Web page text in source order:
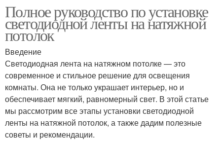
Полное руководство по установке
светодиодной ленты на натяжной
потолок
Введение
Светодиодная лента на натяжном потолке — это
современное и стильное решение для освещения
комнаты. Она не только украшает интерьер, но и
обеспечивает мягкий, равномерный свет. В этой статье
мы рассмотрим все этапы установки светодиодной
ленты на натяжной потолок, а также дадим полезные
советы и рекомендации.